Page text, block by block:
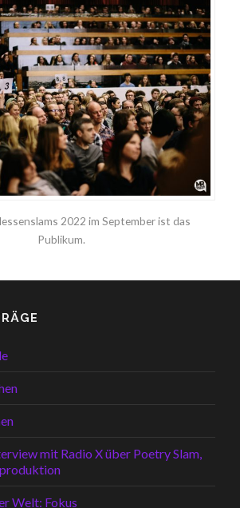
2022 im September ist das
Publikum.
mit Radio X über Poetry Slam,
Welt: Fokus